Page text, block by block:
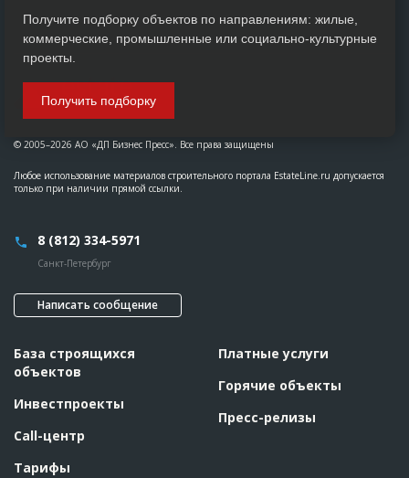
© 2005–2026 АО «ДП Бизнес Пресс». Все права защищены
Любое использование материалов строительного портала EstateLine.ru допускается
только при наличии прямой ссылки.
8 (812) 334-5971
Санкт-Петербург
Написать сообщение
База строящихся
объектов
Инвестпроекты
Call-центр
Тарифы
Платные услуги
Горячие объекты
Пресс-релизы
Получите подборку объектов по направлениям: жилые,
коммерческие, промышленные или социально-культурные
проекты.
Получить подборку